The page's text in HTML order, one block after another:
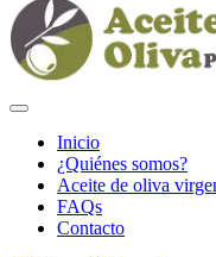
Inicio
¿Quiénes somos?
Aceite de oliva
FAQs
Contacto